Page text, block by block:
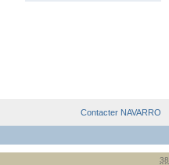
Contacter NAVARRO
38